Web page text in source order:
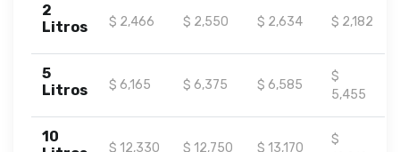
2
Litros
$ 2,466 $ 2,550 $ 2,634 $ 2,182
5
Litros
$ 6,165 $ 6,375 $ 6,585
$
5,455
10
$ 12,330 $ 12,750 $ 13,170
$